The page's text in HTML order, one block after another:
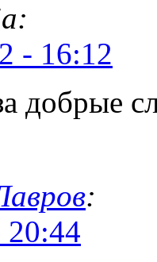
- 16:12
добрые
:
20:44